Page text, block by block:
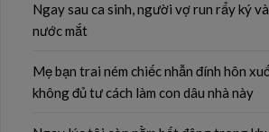
Ngay sau ca sinh, người vợ run rẩy ký
nước mắt
Mẹ bạn trai ném chiếc nhẫn đính hôn
không đủ tư cách làm con dâu nhà này